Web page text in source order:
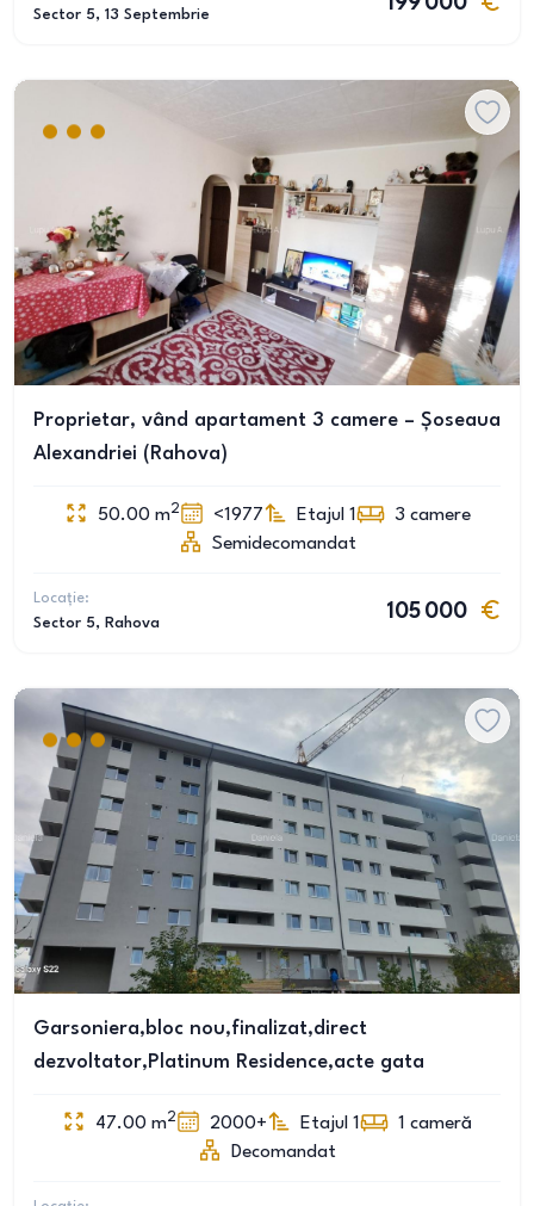
Sector 5, 13 Septembrie
Proprietar, vând apartament 3 camere – Șoseaua
Alexandriei (Rahova)
50.00 m2 <1977 Etajul 1 3 camere
Semidecomandat
Locație:
Sector 5, Rahova
105 000
Garsoniera,bloc nou,finalizat,direct
dezvoltator,Platinum Residence,acte gata
47.00 m2 2000+ Etajul 1 1 cameră
Decomandat